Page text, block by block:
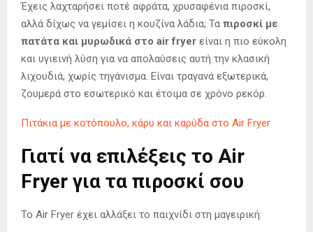
Έχεις λαχταρήσει ποτέ αφράτα, χρυσαφένια πιροσκί,
αλλά δίχως να γεμίσει η κουζίνα λάδια; Τα πιροσκί με
πατάτα και μυρωδικά στο air fryer είναι η πιο εύκολη
και υγιεινή λύση για να απολαύσεις αυτή την κλασική
λιχουδιά, χωρίς τηγάνισμα. Είναι τραγανά εξωτερικά,
ζουμερά στο εσωτερικό και έτοιμα σε χρόνο ρεκόρ.
Πιτάκια με κοτόπουλο, κάρυ και καρύδα στο Air Fryer
Γιατί να επιλέξεις το Air
Fryer για τα πιροσκί σου
Το Air Fryer έχει αλλάξει το παιχνίδι στη μαγειρική: